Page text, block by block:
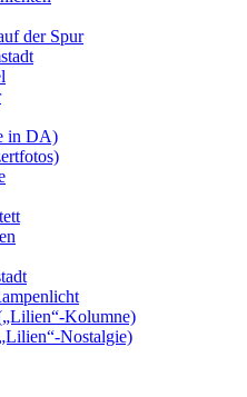
der Spur
in DA)
Kolumne)
Nostalgie)